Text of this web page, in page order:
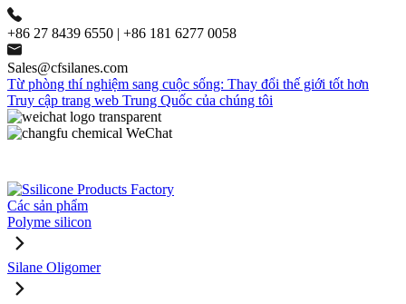
+86 27 8439 6550 | +86 181 6277 0058
Sales@cfsilanes.com
Từ phòng thí nghiệm sang cuộc sống: Thay đổi thế giới tốt hơn
Truy cập trang web Trung Quốc của chúng tôi
Các sản phẩm
Polyme silicon
Silane Oligomer